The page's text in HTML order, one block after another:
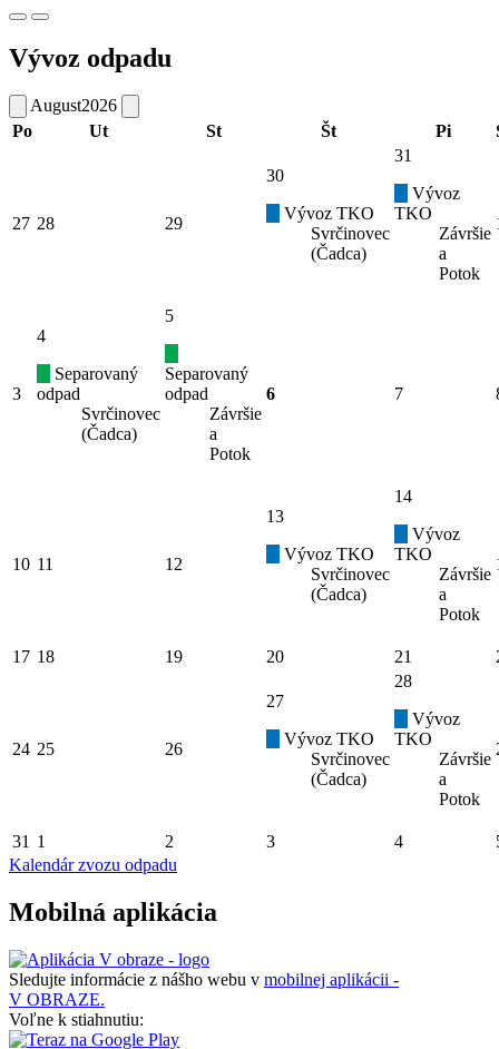
Vývoz odpadu
August2026
Po
Ut St Št Pi
27 28 29
30
Vývoz TKO
Svrčinovec
(Čadca)
31
Vývoz
TKO
Závršie
a
Potok
3
4
Separovaný
odpad
Svrčinovec
(Čadca)
5
Separovaný
odpad
Závršie
a
Potok
6 7
10 11 12
13
Vývoz TKO
Svrčinovec
(Čadca)
14
Vývoz
TKO
Závršie
a
Potok
17 18 19 20 21
24 25 26
27
Vývoz TKO
Svrčinovec
(Čadca)
28
Vývoz
TKO
Závršie
a
Potok
31 1 2 3 4
Kalendár zvozu odpadu
Mobilná aplikácia
Sledujte informácie z nášho webu v mobilnej aplikácii -
V OBRAZE.
Voľne k stiahnutiu: